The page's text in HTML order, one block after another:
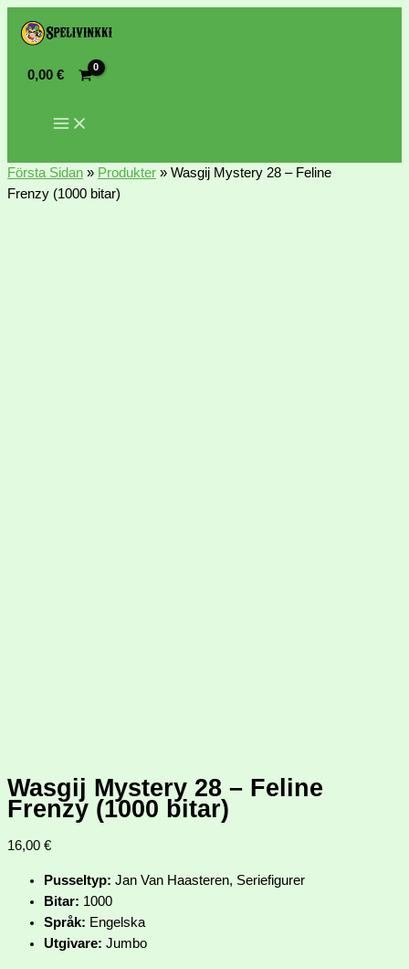
0,00€
Första Sidan » Produkter » Wasgij Mystery 28 – Feline
Frenzy (1000 bitar)
Wasgij Mystery 28 – Feline
Frenzy (1000 bitar)
16,00 €
Pusseltyp: Jan Van Haasteren, Seriefigurer
Bitar: 1000
Språk: Engelska
Utgivare: Jumbo